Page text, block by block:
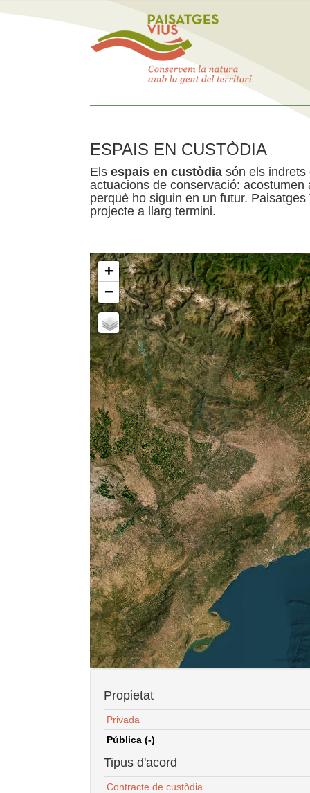
ESPAIS EN CUSTÒDIA
Els espais en custòdia són els indrets
actuacions de conservació:
perquè ho siguin en un futur.
projecte a llarg termini.
+
−
Propietat
Privada
Pública (-)
Tipus d'acord
Contracte de custòdia